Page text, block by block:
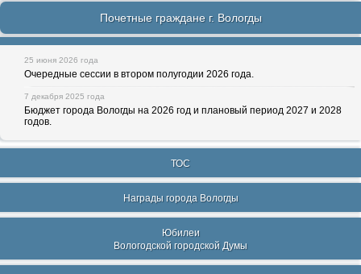
Почетные граждане г. Вологды
25 июня 2026 года
Очередные сессии в втором полугодии 2026 года.
7 декабря 2025 года
Бюджет города Вологды на 2026 год и плановый период 2027 и 2028
годов.
ТОС
Награды города Вологды
Юбилеи
Вологодской городской Думы